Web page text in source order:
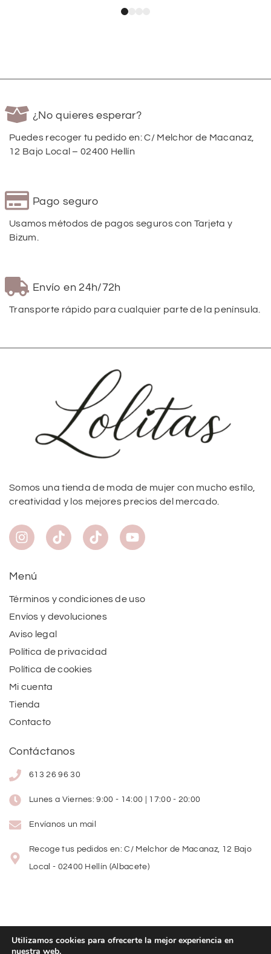
¿No quieres esperar?
Puedes recoger tu pedido en: C/ Melchor de Macanaz,
12 Bajo Local – 02400 Hellín
Pago seguro
Usamos métodos de pagos seguros con Tarjeta y
Bizum.
Envío en 24h/72h
Transporte rápido para cualquier parte de la península.
Somos una tienda de moda de mujer con mucho estilo,
creatividad y los mejores precios del mercado.
Menú
Términos y condiciones de uso
Envíos y devoluciones
Aviso legal
Política de privacidad
Política de cookies
Mi cuenta
Tienda
Contacto
Contáctanos
613 26 96 30
Lunes a Viernes: 9:00 - 14:00 | 17:00 - 20:00
Envíanos un mail
Recoge tus pedidos en: C/ Melchor de Macanaz, 12 Bajo
Local - 02400 Hellín (Albacete)
Utilizamos cookies para ofrecerte la mejor experiencia en
nuestra web.